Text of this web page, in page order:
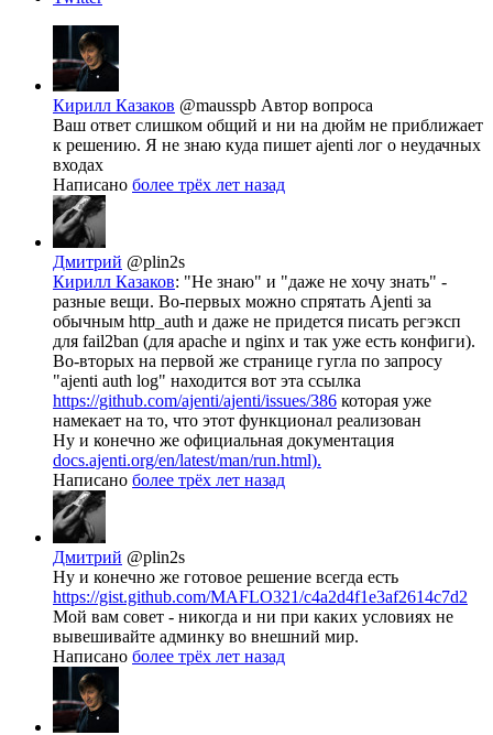
Кирилл Казаков @mausspb Автор вопроса
Ваш ответ слишком общий и ни на дюйм не приближает
к решению. Я не знаю куда пишет ajenti лог о неудачных
входах
Написано более трёх лет назад
Дмитрий @plin2s
Кирилл Казаков: "Не знаю" и "даже не хочу знать" -
разные вещи. Во-первых можно спрятать Ajenti за
обычным http_auth и даже не придется писать регэксп
для fail2ban (для apache и nginx и так уже есть конфиги).
Во-вторых на первой же странице гугла по запросу
"ajenti auth log" находится вот эта ссылка
https://github.com/ajenti/ajenti/issues/386 которая уже
намекает на то, что этот функционал реализован
Ну и конечно же официальная документация
docs.ajenti.org/en/latest/man/run.html).
Написано более трёх лет назад
Дмитрий @plin2s
Ну и конечно же готовое решение всегда есть
https://gist.github.com/MAFLO321/c4a2d4f1e3af2614c7d2
Мой вам совет - никогда и ни при каких условиях не
вывешивайте админку во внешний мир.
Написано более трёх лет назад